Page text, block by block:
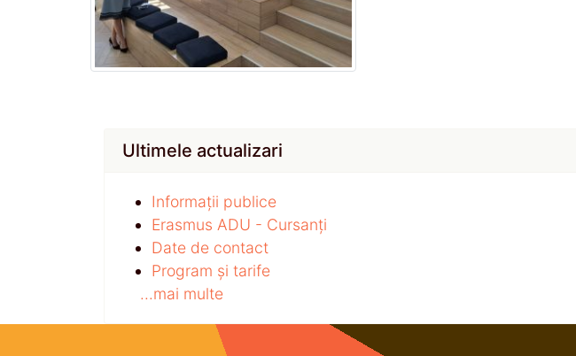
Ultimele actualizari
Informații publice
Erasmus ADU - Cursanți
Date de contact
Program și tarife
...mai multe